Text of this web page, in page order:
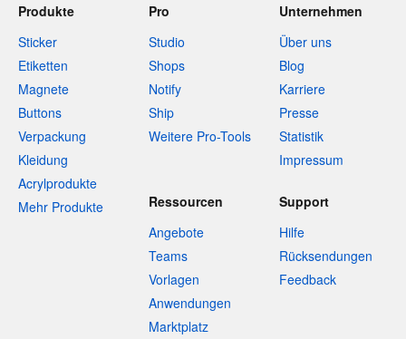
Produkte
Sticker
Etiketten
Magnete
Buttons
Verpackung
Kleidung
Acrylprodukte
Mehr Produkte
Pro
Studio
Shops
Notify
Ship
Weitere Pro-Tools
Unternehmen
Über uns
Blog
Karriere
Presse
Statistik
Impressum
Ressourcen
Angebote
Teams
Vorlagen
Anwendungen
Marktplatz
Support
Hilfe
Rücksendungen
Feedback